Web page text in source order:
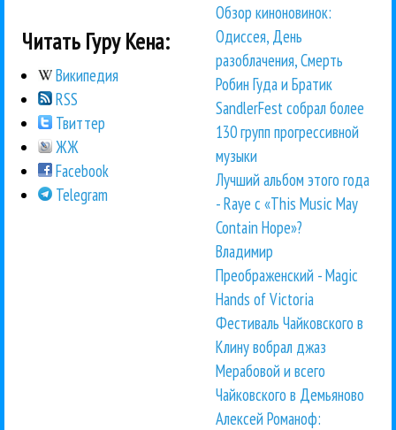
Читать Гуру Кена:
Википедия
RSS
Твиттер
ЖЖ
Facebook
Telegram
Обзор киноновинок:
Одиссея, День
разоблачения, Смерть
Робин Гуда и Братик
SandlerFest собрал более
130 групп прогрессивной
музыки
Лучший альбом этого года
- Raye с «This Music May
Contain Hope»?
Владимир
Преображенский - Magic
Hands of Victoria
Фестиваль Чайковского в
Клину вобрал джаз
Мерабовой и всего
Чайковского в Демьяново
Алексей Романоф: